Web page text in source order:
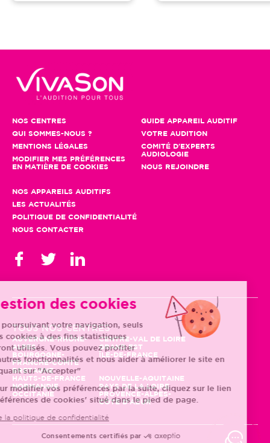
Gestion des cookies
En poursuivant votre navigation, seuls
des cookies à des fins statistiques
seront utilisés. Vous pouvez profiter
d'autres fonctionnalités et nous aider à améliorer le site en
cliquant sur "Accepter"
Pour modifier vos préférences par la suite, cliquez sur le lien
'Préférences de cookies' situé dans le pied de page.
Lire la politique de confidentialité
Consentements certifiés par
NOS CENTRES
QUI SOMMES-NOUS ?
MENTIONS LÉGALES
MODIFIER MES PRÉFÉRENCES
EN MATIÈRE DE COOKIES
GUIDE APPAREIL AUDITIF
VOTRE AUDITION
COMITÉ D'EXPERTS
AUDIOLOGIE
NOUS REJOINDRE
NOS APPAREILS AUDITIFS
LES ACTUALITÉS
POLITIQUE DE CONFIDENTIALITÉ
NOUS CONTACTER
TOUS NOS CENTRES
AUVERGNE-RHÔNE-
ALPES
BOURGOGNE-
FRANCHE-COMTÉ
BRETAGNE
CENTRE-VAL DE LOIRE
GRAND EST
ÎLE-DE-FRANCE
HAUTS-DE-FRANCE
NORMANDIE
OCCITANIE
NOUVELLE-AQUITAINE
PAYS DE LA LOIRE
PROVENCE-ALPES-
CÔTE D'AZUR